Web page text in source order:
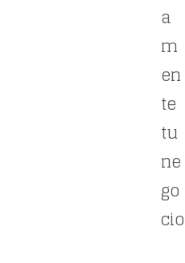
a
m
en
te
tu
ne
go
cio